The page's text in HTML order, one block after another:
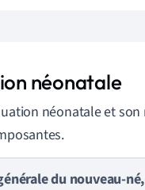
néonatale
néonatale et son
du nouveau-